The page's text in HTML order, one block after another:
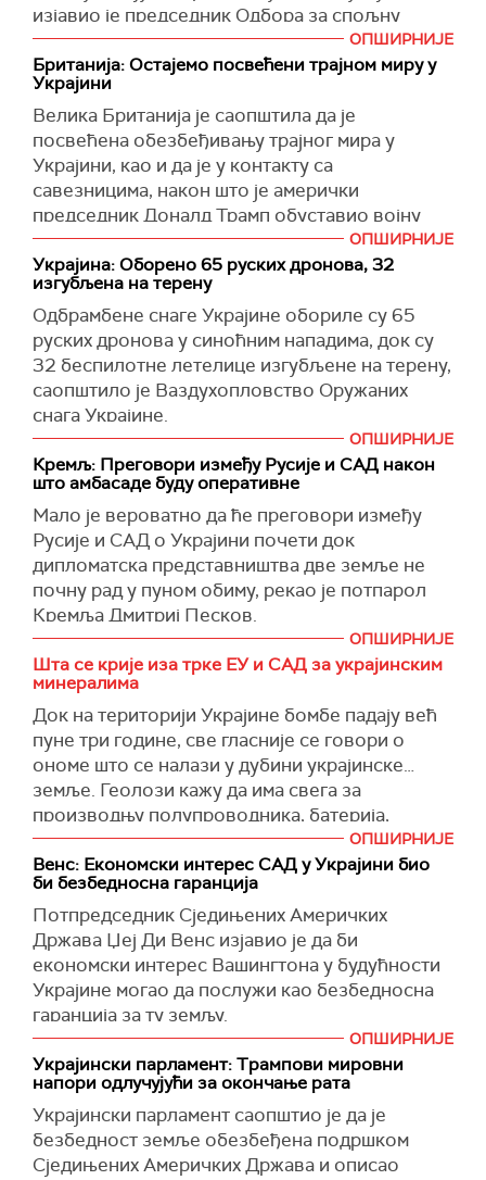
јачањем нас самих", навела је председница ЕК.
изјавио је председник Одбора за спољну
политику украјинског парламента Олександр
Мерешко.
"Заустављање помоћи сада значи помоћ
(председнику Русије Владимиру) Путину. На
први поглед ово изгледа веома лоше. Изгледа
као да нас тера на капитулацију, што значи
прихватање руских захтева. Најважнија ствар
је да је ово психолошки ударац, политички
ударац за Украјину, то не помаже нашем духу",
рекао је Мерешко.
Паузу у помоћи упоредио је са Минхенским
споразумом из 1938. године, када је
нацистичка Немачка добила дозволу да
анектира део Чехословачке.
"Ово је горе од Минхена, јер бар тамо нису
покушали да Чехословачку прикажу као
агресора, али овде покушавају да оптуже
жртву агресије, а то је изузетно опасно",
закључио је украјински посланик.
(Reuters)
ОПШИРНИЈЕ
Британија: Остајемо посвећени трајном миру у
Украјини
Велика Британија је саопштила да је
посвећена обезбеђивању трајног мира у
Украјини, као и да је у контакту са
савезницима, након што је амерички
председник Доналд Трамп обуставио војну
помоћ Кијеву.
"Остајемо апсолутно посвећени
обезбеђивању трајног мира у Украјини и
сарађујемо са кључним савезницима у
подршци овим напорима. То је исправна ствар
и у нашем је интересу да то учинимо", навео је
портпарол британске владе у саопштењу.
(Reuters)
ОПШИРНИЈЕ
Украјина: Oборено 65 руских дронова, 32
изгубљена на терену
Одбрамбене снаге Украјине обориле су 65
руских дронова у синоћним нападима, док су
32 беспилотне летелице изгубљене на терену,
саопштило је Ваздухопловство Оружаних
снага Украјине.
Истичу, такође, да су 32 дрона изгубљена на
терену, без озбиљних последица по цивиле
или инфраструктуру.
Напади су, ипак, изазвали штету у Одеској,
Сумској и Доњецкој области.
(Reuters)
ОПШИРНИЈЕ
Кремљ: Преговори између Русије и САД након
што амбасаде буду оперативне
Мало је вероватно да ће преговори између
Русије и САД о Украјини почети док
дипломатска представништва две земље не
почну рад у пуном обиму, рекао је потпарол
Кремља Дмитриј Песков.
На питање када се очекује почетак ових
преговора, Песков рекао да је то мало
вероватно док амбасаде не буду у потпуности
оперативне.
Руско-амерички састанак посвећен
проблемима рада амбасада у Москви и
Вашингтону одржан је 27. фебруара у
Истанбулу.
Министарство спољних послова Русије
саопштило је да су стране покренуле питања у
вези са руском дипломатском имовином у
Сједињеним Државама у контексту враћања
руској страни шест некретнина "незаконито
заплењених у периоду од 2016. до 2018.
године.
(Reuters)
ОПШИРНИЈЕ
Шта се крије иза трке ЕУ и САД за украјинским
минералима
Док на територији Украјине бомбе падају већ
пуне три године, све гласније се говори о
ономе што се налази у дубини украјинске
земље. Геолози кажу да има свега за
производњу полупроводника, батерија,
реактора
ОПШИРНИЈЕ
Венс: Економски интерес САД у Украјини био
би безбедносна гаранција
Потпредседник Сједињених Америчких
Држава Џеј Ди Венс изјавио је да би
економски интерес Вашингтона у будућности
Украјине могао да послужи као безбедносна
гаранција за ту земљу.
рекао да би економски
интерес САД у Украјини био "много боља
гаранција безбедности" него слање 20.000
војника из неке државе која није ратовала
последњих 30 или 40 година.
ОПШИРНИЈЕ
Украјински парламент: Трампови мировни
напори одлучујући за окончање рата
Украјински парламент саопштио је да је
безбедност земље обезбеђена подршком
Сједињених Америчких Држава и описао